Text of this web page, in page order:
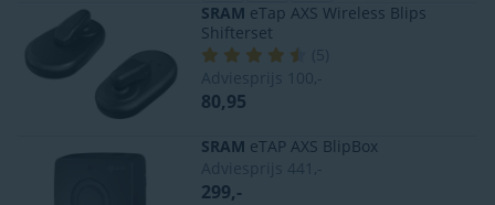
SRAM eTap AXS Wireless Blips
Shifterset
( 5
Adviesprijs
100,-
80,95
SRAM eTAP AXS BlipBox
Adviesprijs 441,-
299,-